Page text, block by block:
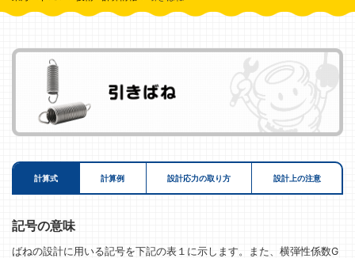
計算式 計算例 設計応力の取り方 設計上の注意
記号の意味
ばねの設計に用いる記号を下記の表１に示します。また、横弾性係数G